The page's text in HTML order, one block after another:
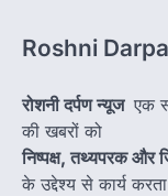
Roshni
रोशनी दर्पण न्यूज एक
की खबरों को
निष्पक्ष, तथ्यपरक और
के उद्देश्य से कार्य